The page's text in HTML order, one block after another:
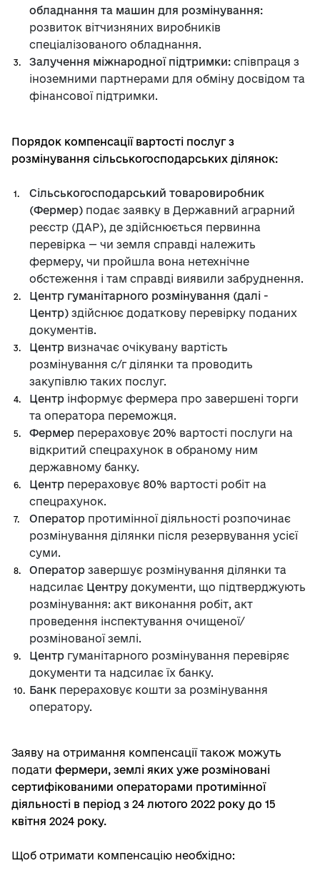
обладнання та машин для розмінування:
розвиток вітчизняних виробників
спеціалізованого обладнання.
Залучення міжнародної підтримки: співпраця з
іноземними партнерами для обміну досвідом та
фінансової підтримки.
Порядок компенсації вартості послуг з
розмінування сільськогосподарських ділянок:
Сільськогосподарський товаровиробник
(Фермер) подає заявку в Державний аграрний
реєстр (ДАР), де здійснюється первинна
перевірка — чи земля справді належить
фермеру, чи пройшла вона нетехнічне
обстеження і там справді виявили забруднення.
Центр гуманітарного розмінування (далі -
Центр) здійснює додаткову перевірку поданих
документів.
Центр визначає очікувану вартість
розмінування с/г ділянки та проводить
закупівлю таких послуг.
Центр інформує фермера про завершені торги
та оператора переможця.
Фермер перераховує 20% вартості послуги на
відкритий спецрахунок в обраному ним
державному банку.
Центр перераховує 80% вартості робіт на
спецрахунок.
Оператор протимінної діяльності розпочинає
розмінування ділянки після резервування усієї
суми.
Оператор завершує розмінування ділянки та
надсилає Центру документи, що підтверджують
розмінування: акт виконання робіт, акт
проведення інспектування очищеної/
розмінованої землі.
Центр гуманітарного розмінування перевіряє
документи та надсилає їх банку.
Банк перераховує кошти за розмінування
оператору.
Заяву на отримання компенсації також можуть
подати фермери, землі яких уже розміновані
сертифікованими операторами протимінної
діяльності в період з 24 лютого 2022 року до 15
квітня 2024 року.
Щоб отримати компенсацію необхідно: